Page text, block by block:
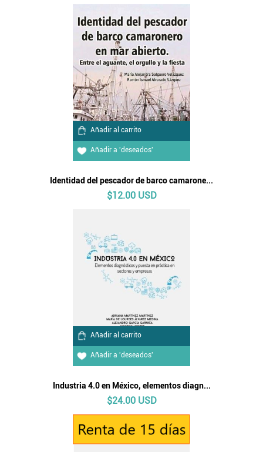
Añadir al carrito
Añadir a 'deseados'
Identidad del pescador de barco camarone...
$12.00 USD
Añadir al carrito
Añadir a 'deseados'
Industria 4.0 en México, elementos diagn...
$24.00 USD